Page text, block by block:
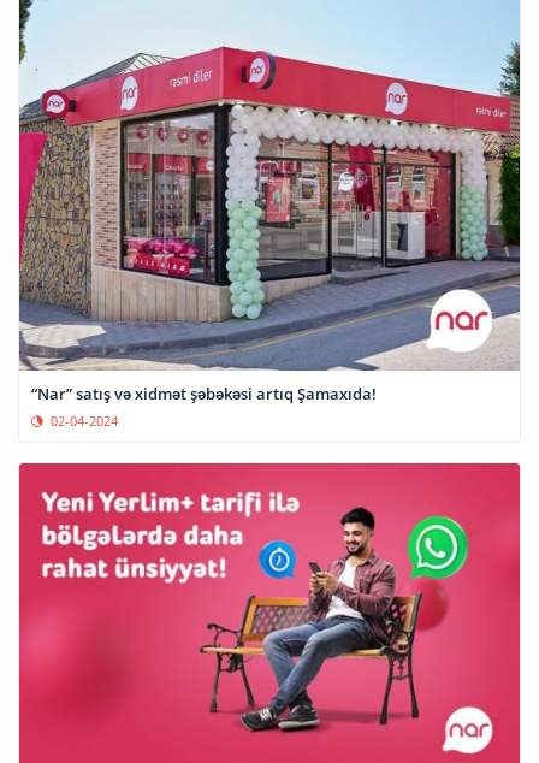
“Nar” satış və xidmət şəbəkəsi artıq Şamaxıda!
02-04-2024